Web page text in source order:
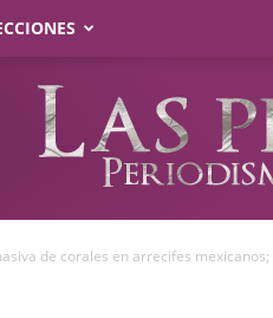
de corales en arrecifes